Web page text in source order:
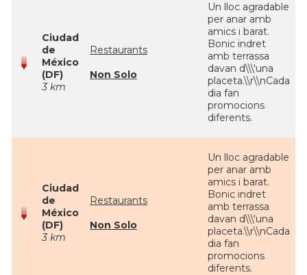
Ciudad
de
México
(DF)
3 km
Restaurants
Non Solo
Un lloc agradable
per anar amb
amics i barat.
Bonic indret
amb terrassa
davan d\\\'una
placeta.\\r\\nCada
dia fan
promocions
diferents.
Ciudad
de
México
(DF)
3 km
Restaurants
Non Solo
Un lloc agradable
per anar amb
amics i barat.
Bonic indret
amb terrassa
davan d\\\'una
placeta.\\r\\nCada
dia fan
promocions
diferents.